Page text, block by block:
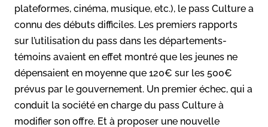
plateformes, cinéma, musique, etc.), le pass Culture a
connu des débuts difficiles. Les premiers rapports
sur l’utilisation du pass dans les départements-
témoins avaient en effet montré que les jeunes ne
dépensaient en moyenne que 120€ sur les 500€
prévus par le gouvernement. Un premier échec, qui a
conduit la société en charge du pass Culture à
modifier son offre. Et à proposer une nouvelle